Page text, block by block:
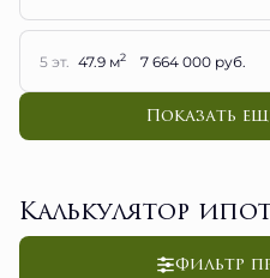
5 эт. 47.9 м2 7 664 000 руб.
Показать
Калькулятор
Фильтр